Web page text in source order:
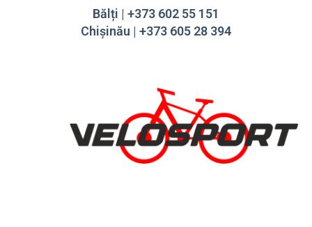
Bălți | +373 602 55 151
Chișinău | +373 605 28 394